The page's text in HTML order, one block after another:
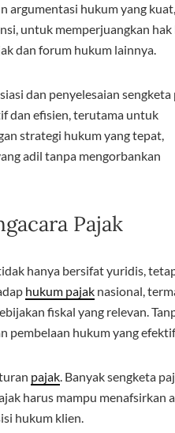
argumentasi hukum yang kuat,
untuk memperjuangkan hak
dan forum hukum lainnya.
dan penyelesaian sengketa
dan efisien, terutama untuk
strategi hukum yang tepat,
adil tanpa mengorbankan
Pajak
hanya bersifat yuridis,
hukum pajak nasional,
fiskal yang relevan.
pembelaan hukum yang
pajak. Banyak sengketa
harus mampu menafsirkan
hukum klien.